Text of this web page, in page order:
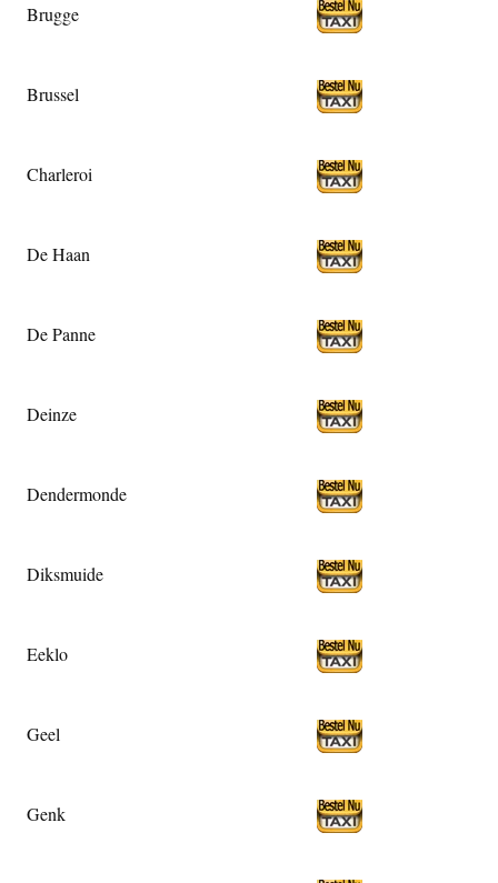
Brugge
Brussel
Charleroi
De Haan
De Panne
Deinze
Dendermonde
Diksmuide
Eeklo
Geel
Genk